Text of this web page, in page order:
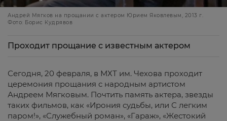
Андрей Мягков на прощании с актером Юрием Яковлевым, 2013 г.
Фото: Борис Кудрявов
Проходит прощание с известным актером
Сегодня, 20 февраля, в МХТ им. Чехова проходит
церемония прощания с народным артистом
Андреем Мягковым. Почтить память актера, звезды
таких фильмов, как «Ирония судьбы, или С легким
паром!», «Служебный роман», «Гараж», «Жестокий